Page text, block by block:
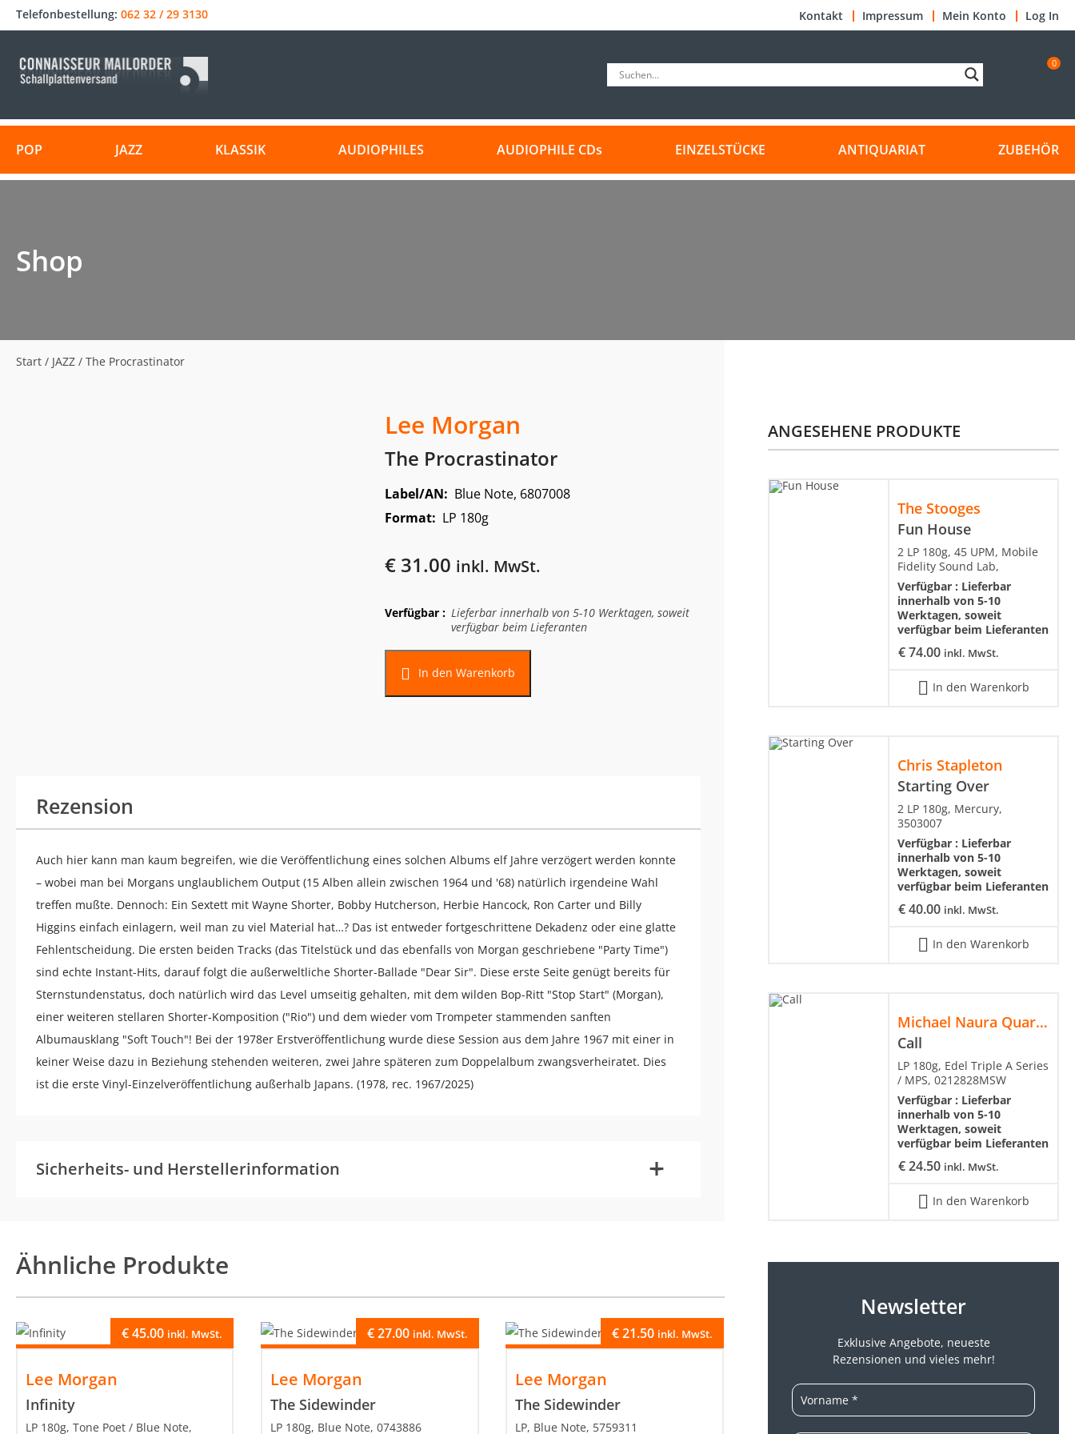
Telefonbestellung: 062 32 / 29 3130 Kontakt Impressum Mein Konto Log In
0
POP JAZZ KLASSIK AUDIOPHILES AUDIOPHILE CDs EINZELSTÜCKE ANTIQUARIAT ZUBEHÖR
Shop
Start / JAZZ / The Procrastinator
Lee Morgan
The Procrastinator
Label/AN: Blue Note, 6807008
Format: LP 180g
€31.00 inkl. MwSt.
Verfügbar : Lieferbar innerhalb von 5-10 Werktagen, soweit
verfügbar beim Lieferanten
In den Warenkorb
Rezension
Auch hier kann man kaum begreifen, wie die Veröffentlichung eines solchen Albums elf Jahre verzögert werden konnte
– wobei man bei Morgans unglaublichem Output (15 Alben allein zwischen 1964 und '68) natürlich irgendeine Wahl
treffen mußte. Dennoch: Ein Sextett mit Wayne Shorter, Bobby Hutcherson, Herbie Hancock, Ron Carter und Billy
Higgins einfach einlagern, weil man zu viel Material hat…? Das ist entweder fortgeschrittene Dekadenz oder eine glatte
Fehlentscheidung. Die ersten beiden Tracks (das Titelstück und das ebenfalls von Morgan geschriebene "Party Time")
sind echte Instant-Hits, darauf folgt die außerweltliche Shorter-Ballade "Dear Sir". Diese erste Seite genügt bereits für
Sternstundenstatus, doch natürlich wird das Level umseitig gehalten, mit dem wilden Bop-Ritt "Stop Start" (Morgan),
einer weiteren stellaren Shorter-Komposition ("Rio") und dem wieder vom Trompeter stammenden sanften
Albumausklang "Soft Touch"! Bei der 1978er Erstveröffentlichung wurde diese Session aus dem Jahre 1967 mit einer in
keiner Weise dazu in Beziehung stehenden weiteren, zwei Jahre späteren zum Doppelalbum zwangsverheiratet. Dies
ist die erste Vinyl-Einzelveröffentlichung außerhalb Japans. (1978, rec. 1967/2025)
Sicherheits- und Herstellerinformation +
-
Ähnliche Produkte
Lee Morgan
Infinity
€45.00 inkl. MwSt.
LP 180g, Tone Poet / Blue Note,
Lee Morgan
The Sidewinder
€27.00 inkl. MwSt.
LP 180g, Blue Note, 0743886
Lee Morgan
The Sidewinder
€21.50 inkl. MwSt.
LP, Blue Note, 5759311
ANGESEHENE PRODUKTE
The Stooges
Fun House
€74.00 inkl. MwSt.
2 LP 180g, 45 UPM, Mobile
Fidelity Sound Lab,
Verfügbar : Lieferbar
innerhalb von 5-10
Werktagen, soweit
verfügbar beim Lieferanten
In den Warenkorb
Chris Stapleton
Starting Over
€40.00 inkl. MwSt.
2 LP 180g, Mercury,
3503007
Verfügbar : Lieferbar
innerhalb von 5-10
Werktagen, soweit
verfügbar beim Lieferanten
In den Warenkorb
Michael Naura Quartett
Call
€24.50 inkl. MwSt.
LP 180g, Edel Triple A Series
/ MPS, 0212828MSW
Verfügbar : Lieferbar
innerhalb von 5-10
Werktagen, soweit
verfügbar beim Lieferanten
In den Warenkorb
Newsletter
Exklusive Angebote, neueste
Rezensionen und vieles mehr!